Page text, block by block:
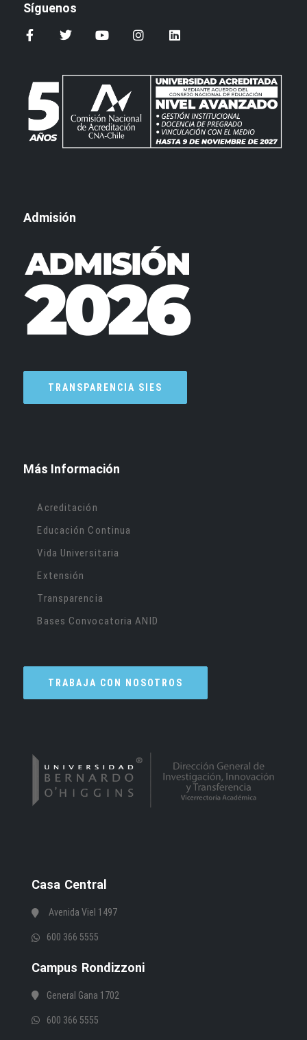
Casa Central
Avenida Viel 1497
600 366 5555
Campus Rondizzoni
General Gana 1702
600 366 5555
Más Información
Acreditación
Educación Continua
Vida Universitaria
Extensión
Transparencia
Bases Convocatoria ANID
TRABAJA CON NOSOTROS
Admisión
TRANSPARENCIA SIES
Síguenos